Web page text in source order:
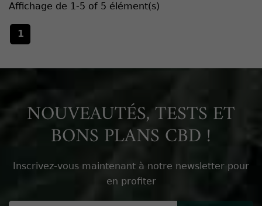
Affichage de 1-5 of 5 élément(s)
1
NOUVEAUTÉS, TESTS ET
BONS PLANS CBD !
Inscrivez-vous maintenant à notre newsletter pour
en profiter